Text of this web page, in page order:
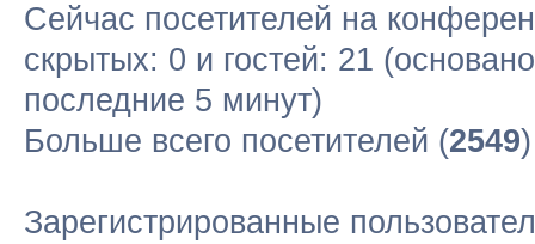
Сейчас посетителей на
скрытых: 0 и гостей: 21
последние 5 минут)
Больше всего посетителей (2549
Зарегистрированные